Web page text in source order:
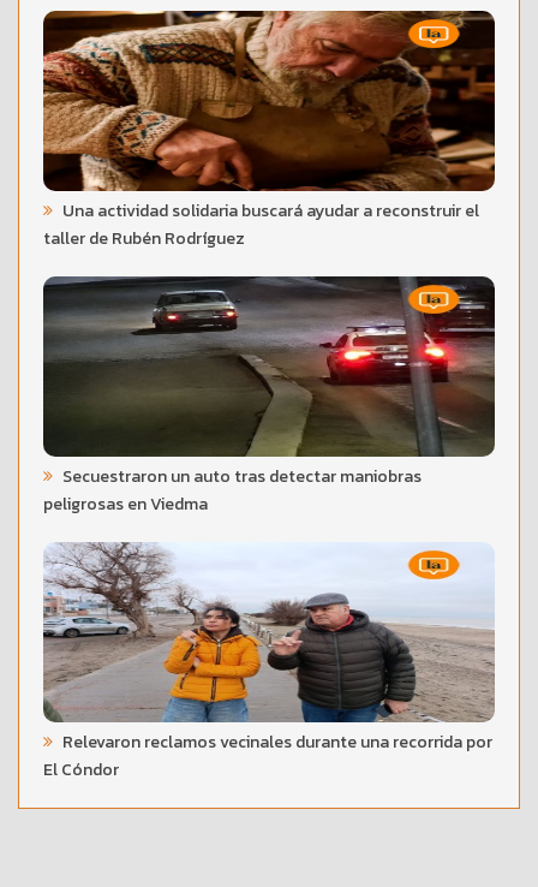
Una actividad solidaria buscará ayudar a reconstruir el
taller de Rubén Rodríguez
Secuestraron un auto tras detectar maniobras
peligrosas en Viedma
Relevaron reclamos vecinales durante una recorrida por
El Cóndor